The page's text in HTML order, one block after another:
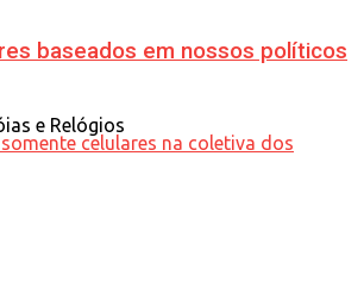
baseados em nossos políticos